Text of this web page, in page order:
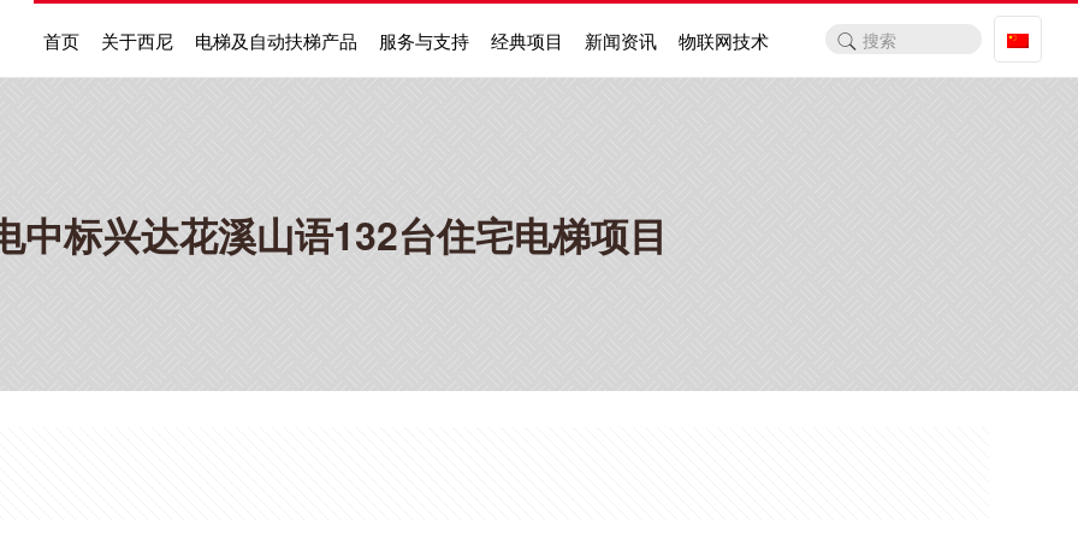
首页 关于西尼 电梯及自动扶梯产品 服务与支持 经典项目 新闻资讯 物联网技术
中标兴达花溪山语132台住宅电梯项目